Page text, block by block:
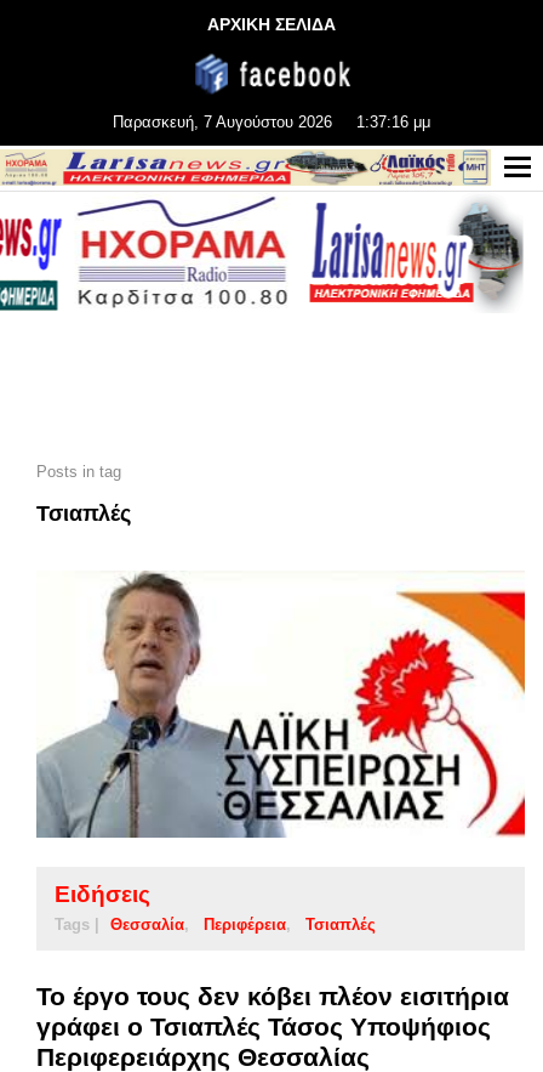
ΑΡΧΙΚΗ ΣΕΛΙΔΑ
Παρασκευή, 7 Αυγούστου 2026 1:37:18 μμ
Posts in tag
Τσιαπλές
Ειδήσεις
Tags | Θεσσαλία Περιφέρεια Τσιαπλές
Το έργο τους δεν κόβει πλέον εισιτήρια
γράφει ο Τσιαπλές Τάσος Υποψήφιος
Περιφερειάρχης Θεσσαλίας